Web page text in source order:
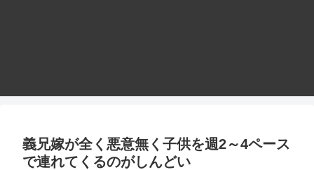
義兄嫁が全く悪意無く子供を週2～4ペース
で連れてくるのがしんどい